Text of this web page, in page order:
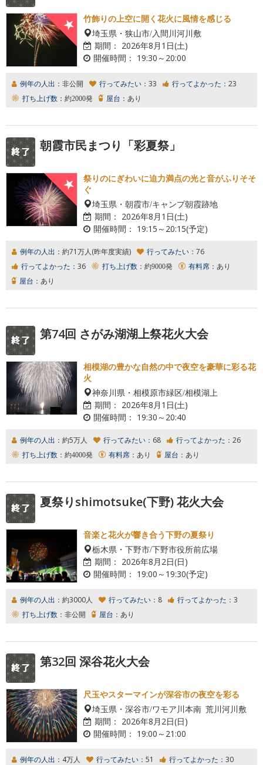
竹飾りの上空に開く花火に風情を感じる
埼玉県・狭山市/入間川河川敷
期間： 2026年8月1日(土)
開催時間： 19:30～20:00
例年の人出： 非公開 行ってみたい： 33 行ってよかった： 23
打ち上げ数： 約2000発 屋台： あり
朝霞市民まつり「彩夏祭」
祭りのにぎわいに迫力満点の光と音がふりそそ
ぐ
埼玉県・朝霞市/キャンプ朝霞跡地
期間： 2026年8月1日(土)
開催時間： 19:15～20:15(予定)
例年の人出： 約71万人(昨年度実績) 行ってみたい： 76
行ってよかった： 36 打ち上げ数： 約9000発 有料席： あり
屋台： あり
第74回 さがみ湖湖上祭花火大会
相模湖の豊かな自然の中で夜空を豪華に彩る花
火
神奈川県・相模原市緑区/相模湖上
期間： 2026年8月1日(土)
開催時間： 19:30～20:40
例年の人出： 約5万人 行ってみたい： 68 行ってよかった： 26
打ち上げ数： 約4000発 有料席： あり 屋台： あり
夏祭りshimotsuke(下野) 花火大会
音楽と花火が響き合う下野の夏祭り
栃木県・下野市/下野市役所前広場
期間： 2026年8月2日(日)
開催時間： 19:00～19:30(予定)
例年の人出： 約3000人 行ってみたい： 8 行ってよかった： 3
打ち上げ数： 非公開 屋台： あり
第32回 深谷花火大会
尺玉やスターマインが深谷市の夜空を彩る
埼玉県・深谷市/ワモア川本南 荒川河川敷
期間： 2026年8月2日(日)
開催時間： 19:00～21:00
例年の人出： 4万人 行ってみたい： 51 行ってよかった： 30